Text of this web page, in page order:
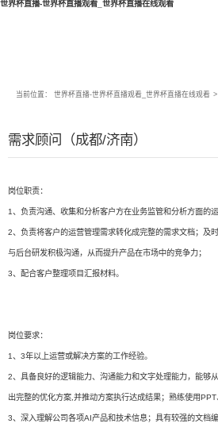
世界杯直播-世界杯直播观看_世界杯直播在线观看
当前位置： 世界杯直播-世界杯直播观看_世界杯直播在线观看 >
需求顾问（成都/济南）
岗位职责：
1、负责沟通、收集和分析客户方在业务监管和分析方面的运
2、负责将客户的运营管理需求转化成完整的需求文档；及
与后台研发积极沟通，从而提升产品在市场中的竞争力；
3、配合客户整理项目汇报材料。
岗位要求：
1、3年以上运营或解决方案的工作经验。
2、具备良好的逻辑能力、沟通能力和文字处理能力，能够
出完整的优化方案,并推动方案执行达成结果；熟练使用PPT
3、深入理解公司各项AI产品和技术信息；具有较强的文档